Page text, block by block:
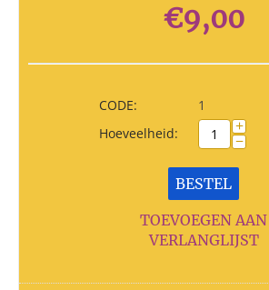
€9,00
CODE:
1
Hoeveelheid:
+
−
BESTEL
TOEVOEGEN AAN
VERLANGLIJST